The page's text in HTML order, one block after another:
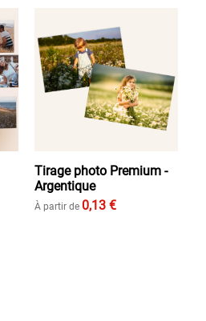
Tirage photo Premium -
Argentique
À partir de 0,13 €